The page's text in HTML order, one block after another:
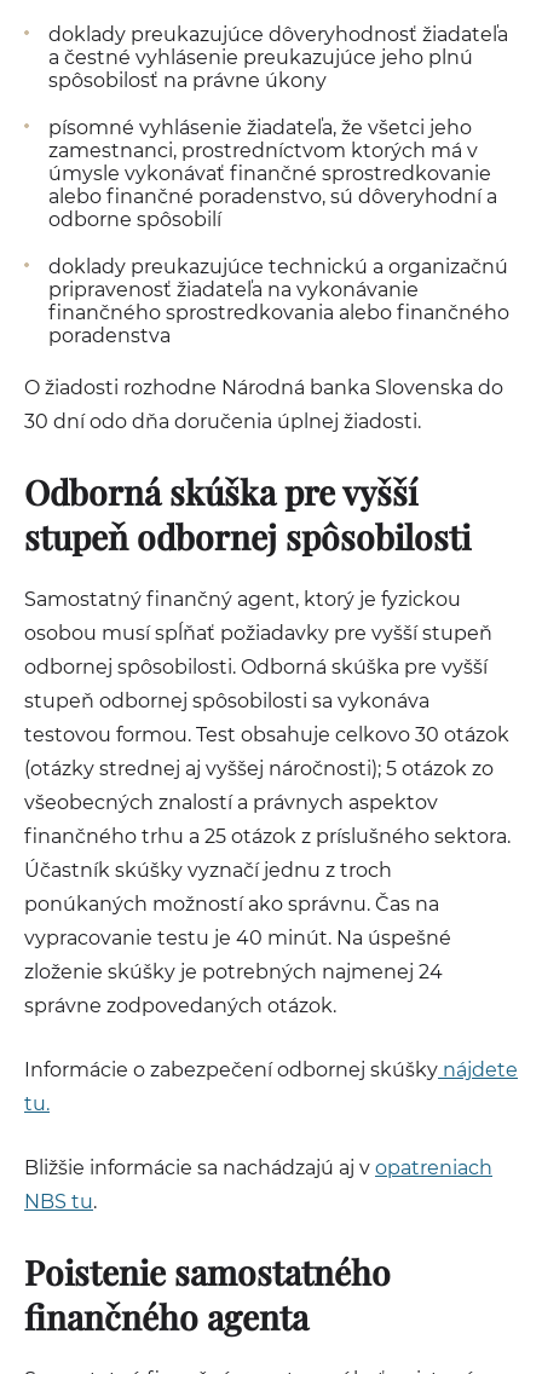
doklady preukazujúce dôveryhodnosť žiadateľa
a čestné vyhlásenie preukazujúce jeho plnú
spôsobilosť na právne úkony
písomné vyhlásenie žiadateľa, že všetci jeho
zamestnanci, prostredníctvom ktorých má v
úmysle vykonávať finančné sprostredkovanie
alebo finančné poradenstvo, sú dôveryhodní a
odborne spôsobilí
doklady preukazujúce technickú a organizačnú
pripravenosť žiadateľa na vykonávanie
finančného sprostredkovania alebo finančného
poradenstva
O žiadosti rozhodne Národná banka Slovenska do
30 dní odo dňa doručenia úplnej žiadosti.
Odborná skúška pre vyšší
stupeň odbornej spôsobilosti
Samostatný finančný agent, ktorý je fyzickou
osobou musí spĺňať požiadavky pre vyšší stupeň
odbornej spôsobilosti. Odborná skúška pre vyšší
stupeň odbornej spôsobilosti sa vykonáva
testovou formou. Test obsahuje celkovo 30 otázok
(otázky strednej aj vyššej náročnosti); 5 otázok zo
všeobecných znalostí a právnych aspektov
finančného trhu a 25 otázok z príslušného sektora.
Účastník skúšky vyznačí jednu z troch
ponúkaných možností ako správnu. Čas na
vypracovanie testu je 40 minút. Na úspešné
zloženie skúšky je potrebných najmenej 24
správne zodpovedaných otázok.
Informácie o zabezpečení odbornej skúšky nájdete
tu.
Bližšie informácie sa nachádzajú aj v opatreniach
NBS tu.
Poistenie samostatného
finančného agenta